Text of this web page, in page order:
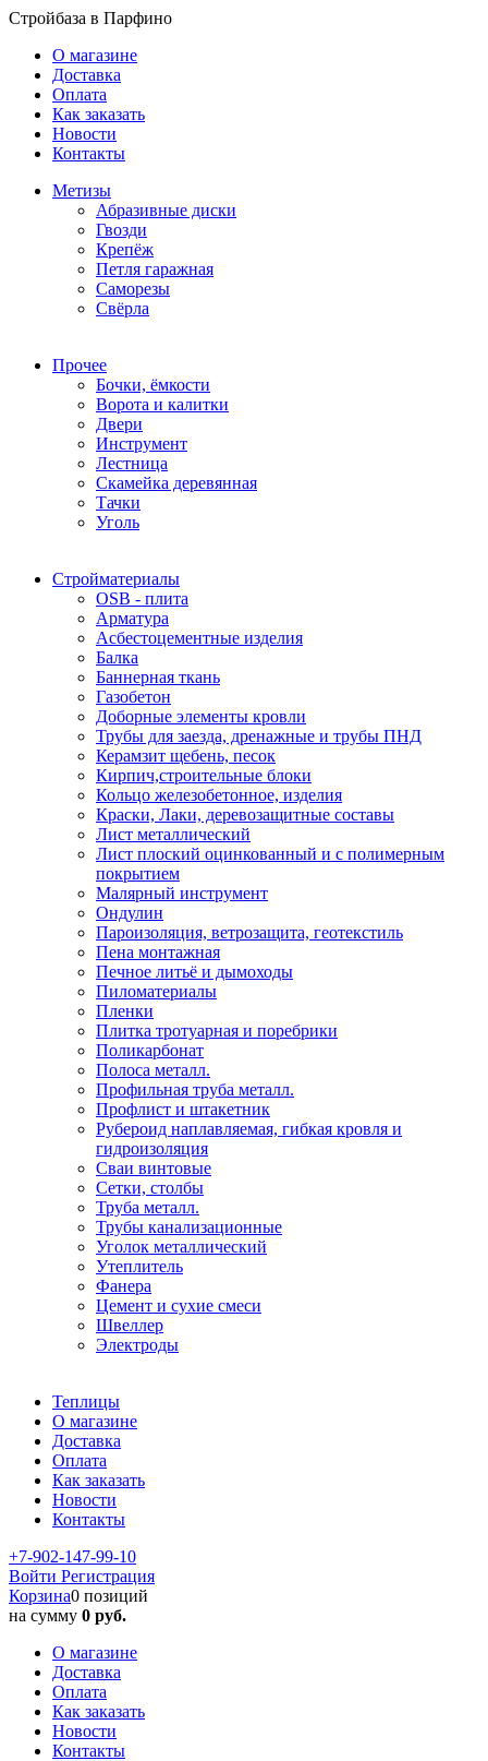
Стройбаза в Парфино
О магазине
Доставка
Оплата
Как заказать
Новости
Контакты
Метизы
Абразивные диски
Гвозди
Крепёж
Петля гаражная
Саморезы
Свёрла
Прочее
Бочки, ёмкости
Ворота и калитки
Двери
Инструмент
Лестница
Скамейка деревянная
Тачки
Уголь
Стройматериалы
OSB - плита
Арматура
Асбестоцементные изделия
Балка
Баннерная ткань
Газобетон
Доборные элементы кровли
Трубы для заезда, дренажные и трубы ПНД
Керамзит щебень, песок
Кирпич,строительные блоки
Кольцо железобетонное, изделия
Краски, Лаки, деревозащитные составы
Лист металлический
Лист плоский оцинкованный и с полимерным
покрытием
Малярный инструмент
Ондулин
Пароизоляция, ветрозащита, геотекстиль
Пена монтажная
Печное литьё и дымоходы
Пиломатериалы
Пленки
Плитка тротуарная и поребрики
Поликарбонат
Полоса металл.
Профильная труба металл.
Профлист и штакетник
Рубероид наплавляемая, гибкая кровля и
гидроизоляция
Сваи винтовые
Сетки, столбы
Труба металл.
Трубы канализационные
Уголок металлический
Утеплитель
Фанера
Цемент и сухие смеси
Швеллер
Электроды
Теплицы
О магазине
Доставка
Оплата
Как заказать
Новости
Контакты
+7-902-147-99-10
Войти Регистрация
Корзина0 позиций
на сумму 0 руб.
О магазине
Доставка
Оплата
Как заказать
Новости
Контакты